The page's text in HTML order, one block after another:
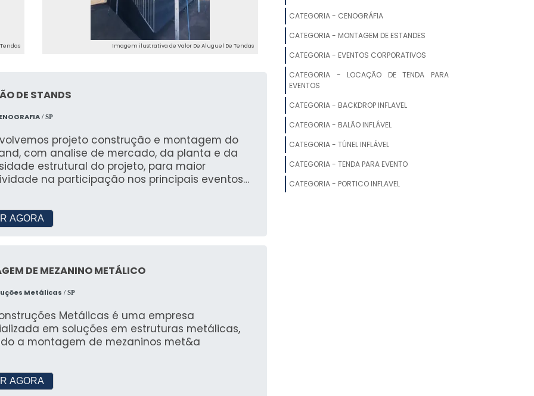
a JR Tendas é fundamental. Verifique se a
nas tendas e se oferece garantias de qualidade
LOCAÇÃO DE TENDAS
Outras Regiões
outras regiões, possibilitando a realização de
padrão de qualidade e serviço.
Confiável?
positivas, se oferece um contrato detalhado e se
A JR Tendas se destaca por sua aliança
SOBRE VALOR DE
de uma tenda?
de R$500 a R$2500, dependendo de fatores
tenda 5x5?
Imagem ilustrativa de Valor De Aluguel De Tendas
DE STANDS
/ SP
projeto construção e montagem do
com analise de mercado, da planta e da
estrutural do projeto, para maior
na participação nos principais eventos
AGORA
DE MEZANINO METÁLICO
Metálicas / SP
Metálicas é uma empresa
em soluções em estruturas metálicas,
a montagem de mezaninos met&a
AGORA
ARQUIBANCADA PARA EVENTOS
LOCAÇÃO DE TENDA CHAPÉU DE BRUXA
ONDE ALUGAR TENDAS PARA FESTAS
LOCAÇÃO DE TENDAS PARA EVENTOS
CATEGORIA - CENOGRÁFIA
CATEGORIA - MONTAGEM DE ESTANDES
CATEGORIA - EVENTOS CORPORATIVOS
CATEGORIA - LOCAÇÃO DE TENDA PARA
EVENTOS
CATEGORIA - BACKDROP INFLAVEL
CATEGORIA - BALÃO INFLÁVEL
CATEGORIA - TÚNEL INFLÁVEL
CATEGORIA - TENDA PARA EVENTO
CATEGORIA - PORTICO INFLAVEL